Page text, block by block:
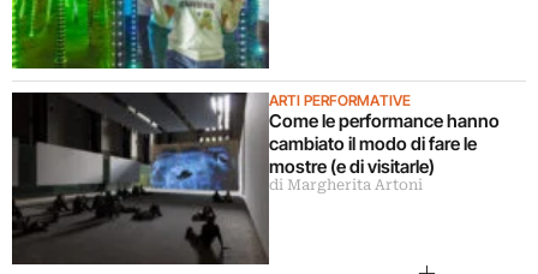
ARTI PERFORMATIVE
Come le performance hanno
cambiato il modo di fare le
mostre (e di visitarle)
di Margherita Artoni